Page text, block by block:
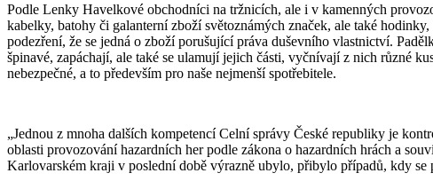
Podle Lenky Havelkové obchodníci na tržnicích, ale i v kamenných
kabelky, batohy či galanterní zboží světoznámých značek, ale také
podezření, že se jedná o zboží porušující práva duševního vlastnictví.
špinavé, zapáchají, ale také se ulamují jejich části, vyčnívají z nich různé
nebezpečné, a to především pro naše nejmenší spotřebitele.
„Jednou z mnoha dalších kompetencí Celní správy České republiky je
oblasti provozování hazardních her podle zákona o hazardních hrách a
Karlovarském kraji v poslední době výrazně ubylo, přibylo případů, kdy